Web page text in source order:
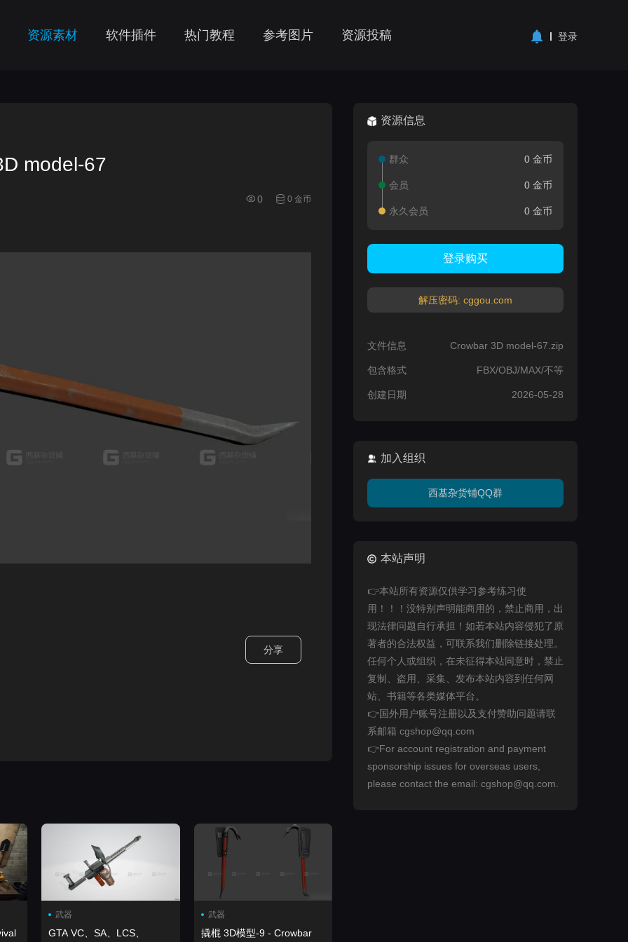
资源素材 软件插件 热门教程 参考图片 资源投稿 登录
model-67
0 0 金币
分享
武器
GTA VC、SA、LCS、
武器
撬棍 3D模型-9 - Crowbar
资源信息
群众 0 金币
会员 0 金币
永久会员 0 金币
登录购买
解压密码: cggou.com
文件信息 Crowbar 3D model-67.zip
包含格式 FBX/OBJ/MAX/不等
创建日期 2026-05-28
加入组织
西基杂货铺QQ群
本站声明
👉本站所有资源仅供学习参考练习使
用！！！没特别声明能商用的，禁止商用，出
现法律问题自行承担！如若本站内容侵犯了原
著者的合法权益，可联系我们删除链接处理。
任何个人或组织，在未征得本站同意时，禁止
复制、盗用、采集、发布本站内容到任何网
站、书籍等各类媒体平台。
👉国外用户账号注册以及支付赞助问题请联
系邮箱 cgshop@qq.com
👉For account registration and payment
sponsorship issues for overseas users,
please contact the email: cgshop@qq.com.